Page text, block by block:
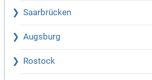
Saarbrücken
Augsburg
Rostock